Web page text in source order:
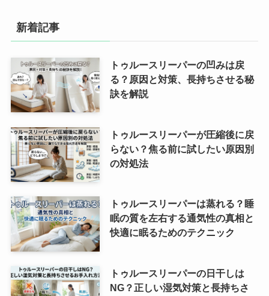
新着記事
トゥルースリーパーの凹みは戻
る？原因と対策、長持ちさせる秘
訣を解説
トゥルースリーパーが圧縮後に戻
らない？焦る前に試したい原因別
の対処法
トゥルースリーパーは蒸れる？睡
眠の質を左右する通気性の真相と
快適に眠るためのテクニック
トゥルースリーパーの日干しは
NG？正しい湿気対策と長持ちさ